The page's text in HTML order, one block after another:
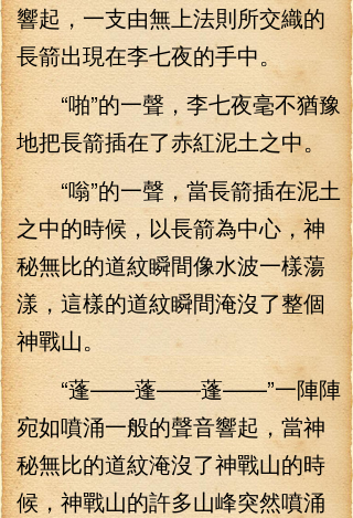
響起，一支由無上法則所交織的
長箭出現在李七夜的手中。
“啪”的一聲，李七夜毫不猶豫
地把長箭插在了赤紅泥土之中。
“嗡”的一聲，當長箭插在泥土
之中的時候，以長箭為中心，神
秘無比的道紋瞬間像水波一樣蕩
漾，這樣的道紋瞬間淹沒了整個
神戰山。
“蓬——蓬——蓬——”一陣陣
宛如噴涌一般的聲音響起，當神
秘無比的道紋淹沒了神戰山的時
候，神戰山的許多山峰突然噴涌